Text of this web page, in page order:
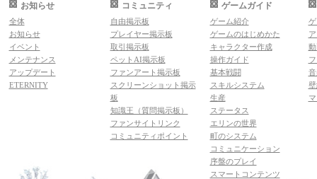
お知らせ
全体
お知らせ
イベント
メンテナンス
アップデート
ETERNITY
コミュニティ
自由掲示板
プレイヤー掲示板
取引掲示板
ペットAI掲示板
ファンアート掲示板
スクリーンショット掲示
板
知識王（質問掲示板）
ファンサイトリンク
コミュニティポイント
ゲームガイド
ゲーム紹介
ゲームのはじめかた
キャラクター作成
操作ガイド
基本戦闘
スキルシステム
生産
ステータス
エリンの世界
町のシステム
コミュニケーション
序盤のプレイ
スマートコンテンツ